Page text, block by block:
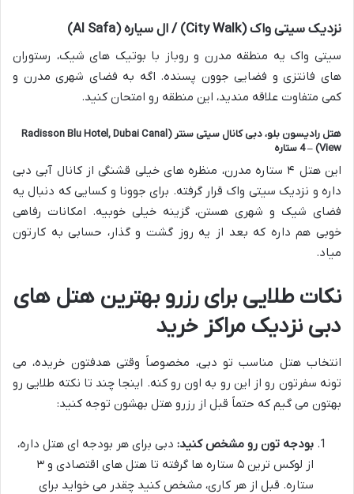
نزدیک سیتی واک (City Walk) / ال سیاره (Al Safa)
سیتی واک یه منطقه مدرن و روباز با بوتیک های شیک، رستوران
های فانتزی و فضایی جوون پسنده. اگه به فضای شهری مدرن و
کمی متفاوت علاقه مندید، این منطقه رو امتحان کنید.
هتل رادیسون بلو، دبی کانال سیتی سنتر (Radisson Blu Hotel, Dubai Canal
View) – 4 ستاره
این هتل ۴ ستاره مدرن، منظره های خیلی قشنگی از کانال آبی دبی
داره و نزدیک سیتی واک قرار گرفته. برای جوونا و کسایی که دنبال یه
فضای شیک و شهری هستن، گزینه خیلی خوبیه. امکانات رفاهی
خوبی هم داره که بعد از یه روز گشت و گذار، حسابی به کارتون
میاد.
نکات طلایی برای رزرو بهترین هتل های
دبی نزدیک مراکز خرید
انتخاب هتل مناسب تو دبی، مخصوصاً وقتی هدفتون خریده، می
تونه سفرتون رو از این رو به اون رو کنه. اینجا چند تا نکته طلایی رو
بهتون می گیم که حتماً قبل از رزرو هتل بهشون توجه کنید:
بودجه تون رو مشخص کنید: دبی برای هر بودجه ای هتل داره،
از لوکس ترین ۵ ستاره ها گرفته تا هتل های اقتصادی و ۳
ستاره. قبل از هر کاری، مشخص کنید چقدر می خواید برای